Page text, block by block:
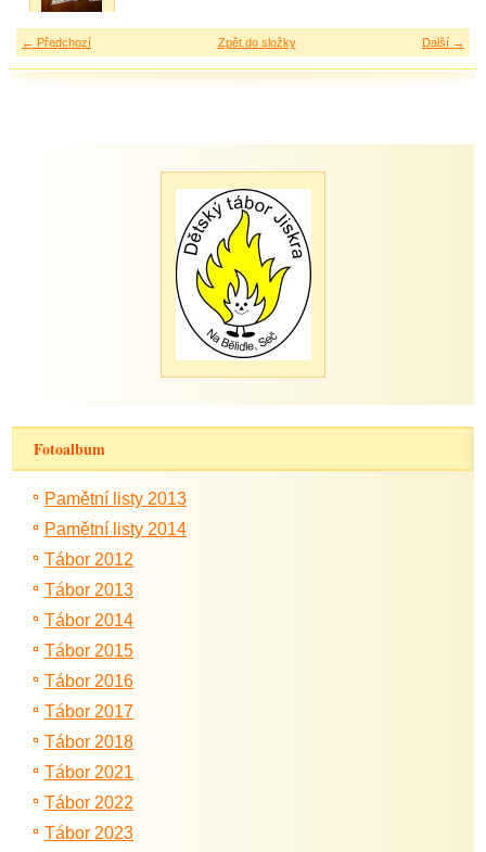
← Předchozí Další →
Zpět do složky
Fotoalbum
Pamětní listy 2013
Pamětní listy 2014
Tábor 2012
Tábor 2013
Tábor 2014
Tábor 2015
Tábor 2016
Tábor 2017
Tábor 2018
Tábor 2021
Tábor 2022
Tábor 2023